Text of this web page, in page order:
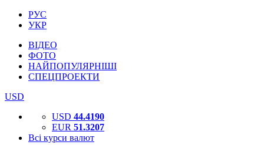
РУС
УКР
ВІДЕО
ФОТО
НАЙПОПУЛЯРНІШІ
СПЕЦПРОЕКТИ
USD
USD 44.4190
EUR 51.3207
Всі курси валют